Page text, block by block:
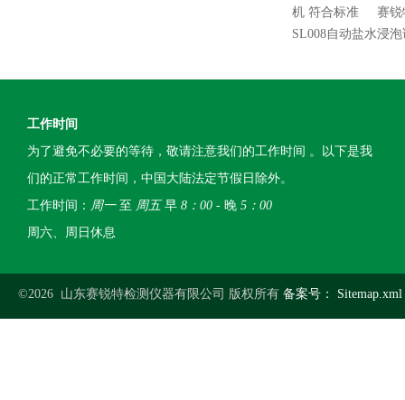
机 符合标准
赛锐
SL008自动盐水浸
工作时间
为了避免不必要的等待，敬请注意我们的工作时间 。以下是我
们的正常工作时间，中国大陆法定节假日除外。
工作时间： 周一至 周五早 8：00 - 晚 5：00
周六、周日休息
©2026 山东赛锐特检测仪器有限公司 版权所有 备案号： Sitemap.xml